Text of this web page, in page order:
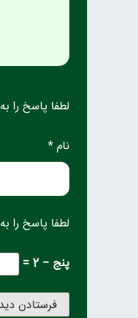
لطفا پاسخ را
نام *
لطفا پاسخ را
پنج − 2 =